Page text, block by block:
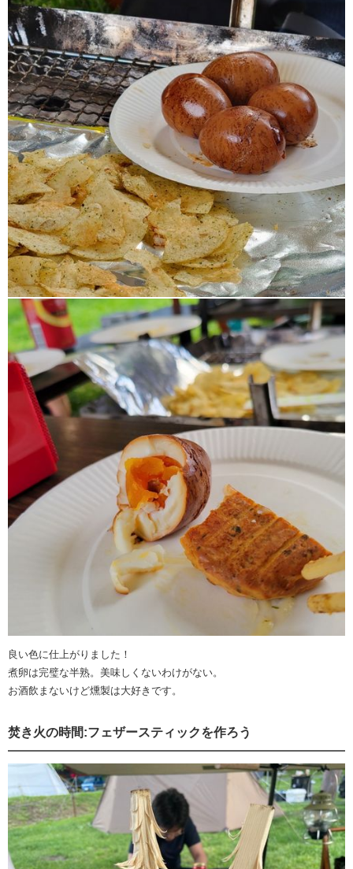
良い色に仕上がりました！
煮卵は完璧な半熟。美味しくないわけがない。
お酒飲まないけど燻製は大好きです。
焚き火の時間:フェザースティックを作ろう